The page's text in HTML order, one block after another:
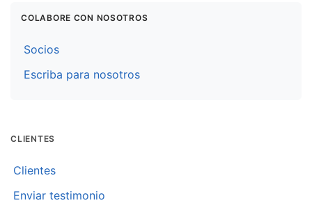
COLABORE CON NOSOTROS
Socios
Escriba para nosotros
CLIENTES
Clientes
Enviar testimonio